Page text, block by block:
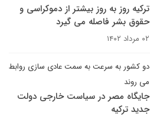
ترکیه روز به روز بیشتر از دموکراسی و
حقوق بشر فاصله می گیرد
۰۲ مرداد ۱۴۰۲
دو کشور به سرعت به سمت عادی سازی روابط
می روند
جایگاه مصر در سیاست خارجی دولت
جدید ترکیه